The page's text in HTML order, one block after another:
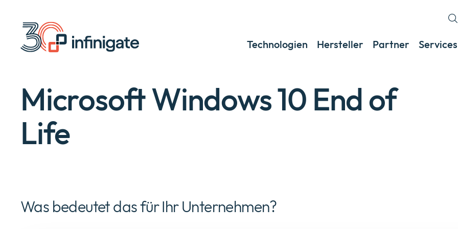
wechseln
Technologien
Hersteller Partner Services
Microsoft Windows 10 End of
Life
Was bedeutet das für Ihr Unternehmen?